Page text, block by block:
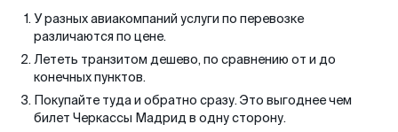
У разных авиакомпаний услуги по перевозке
различаются по цене.
Лететь транзитом дешево, по сравнению от и до
конечных пунктов.
Покупайте туда и обратно сразу. Это выгоднее чем
билет Черкассы Мадрид в одну сторону.